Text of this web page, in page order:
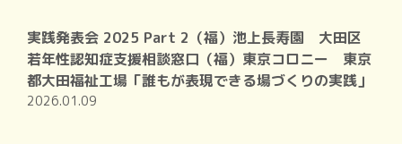
実践発表会 2025 Part 2（福）池上長寿園 大田区
若年性認知症支援相談窓口（福）東京コロニー 東京
都大田福祉工場「誰もが表現できる場づくりの実践」
2026.01.09